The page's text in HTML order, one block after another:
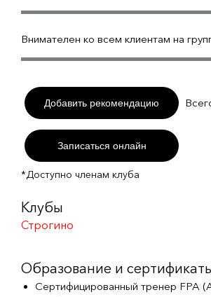
Внимателен ко всем клиентам на
Добавить рекомендацию
Записаться онлайн
*Доступно членам клуба
Клубы
Строгино
Образование и
Сертифицированный тренер FPA